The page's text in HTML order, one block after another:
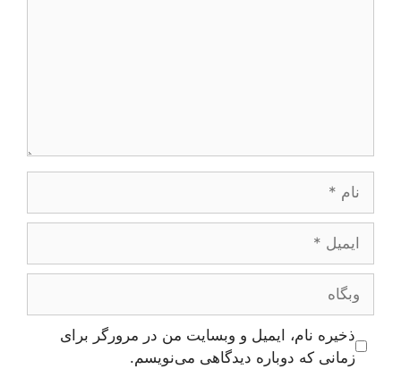
وبگاه
ذخیره نام، ایمیل و وبسایت من در مرورگر برای
زمانی که دوباره دیدگاهی می‌نویسم.